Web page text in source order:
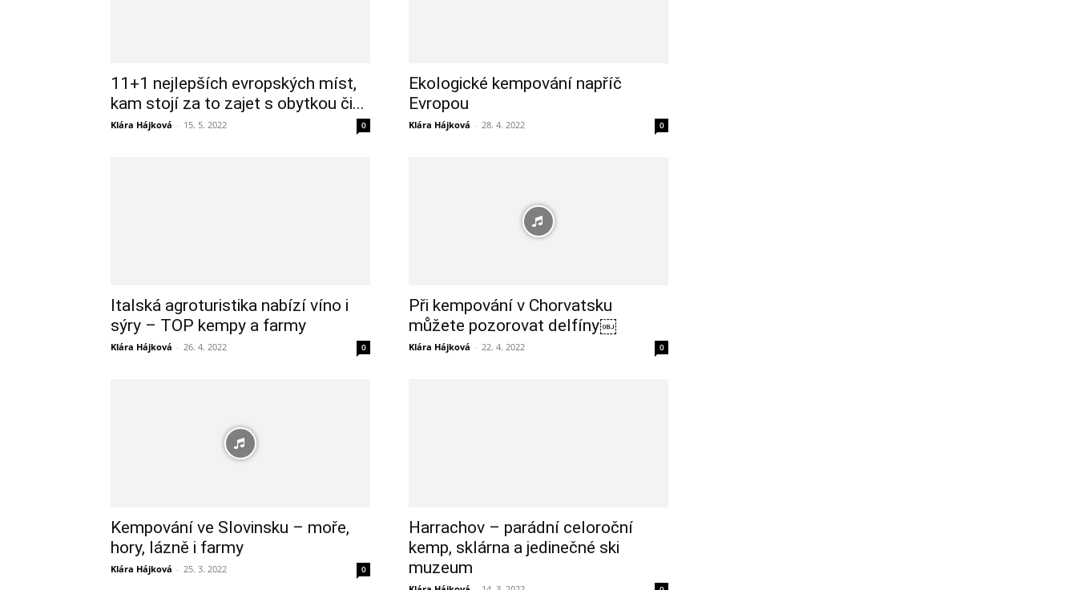
11+1 nejlepších evropských míst,
kam stojí za to zajet s obytkou či...
Klára Hájková - 15. 5. 2022 0
Ekologické kempování napříč
Evropou
Klára Hájková - 28. 4. 2022 0
Italská agroturistika nabízí víno i
sýry – TOP kempy a farmy
Klára Hájková - 26. 4. 2022 0
Při kempování v Chorvatsku
můžete pozorovat delfíny￼
Klára Hájková - 22. 4. 2022 0
Kempování ve Slovinsku – moře,
hory, lázně i farmy
Klára Hájková - 25. 3. 2022 0
Harrachov – parádní celoroční
kemp, sklárna a jedinečné ski
muzeum